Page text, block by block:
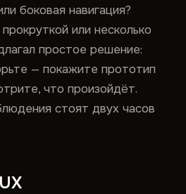
боковая навигация?
или несколько
простое решение:
— покажите прототип
что произойдёт.
стоят двух часов